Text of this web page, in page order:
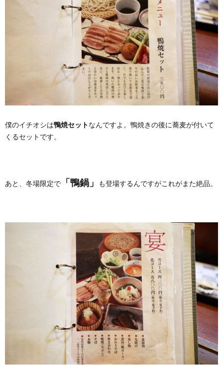
僕のイチオシは鴨焼セットなんですよ。鴨焼きの後に蕎麦が付いて
くるセットです。
あと、冬場限定で 「鴨鍋」 も登場するんですがこれがまた絶品。